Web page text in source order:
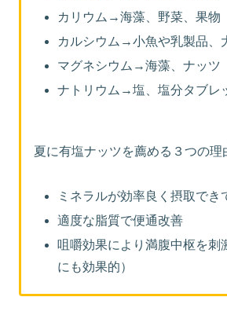
カリウム→海藻、野菜、果物
カルシウム→小魚や乳製品、
マグネシウム→海藻、ナッツ
ナトリウム→塩、塩分タブレ
夏に有塩ナッツを薦める３つの理
ミネラルが効率良く摂取でき
適度な脂質で便通改善
咀嚼効果により満腹中枢を刺
にも効果的）